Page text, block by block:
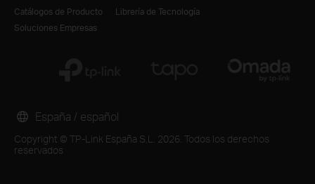
Catálogos de Producto
Soluciones Empresas
Librería de Tecnología
Copyright © TP-Link España S.L. 2026. Todos los derechos
reservados
España / español